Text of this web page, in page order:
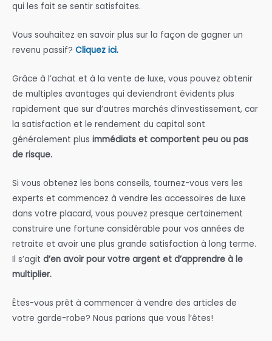
qui les fait se sentir satisfaites.
Vous souhaitez en savoir plus sur la façon de gagner un
revenu passif? Cliquez ici.
Grâce à l’achat et à la vente de luxe, vous pouvez obtenir
de multiples avantages qui deviendront évidents plus
rapidement que sur d’autres marchés d’investissement, car
la satisfaction et le rendement du capital sont
généralement plus immédiats et comportent peu ou pas
de risque.
Si vous obtenez les bons conseils, tournez-vous vers les
experts et commencez à vendre les accessoires de luxe
dans votre placard, vous pouvez presque certainement
construire une fortune considérable pour vos années de
retraite et avoir une plus grande satisfaction à long terme.
Il s’agit d’en avoir pour votre argent et d’apprendre à le
multiplier.
Êtes-vous prêt à commencer à vendre des articles de
votre garde-robe? Nous parions que vous l’êtes!